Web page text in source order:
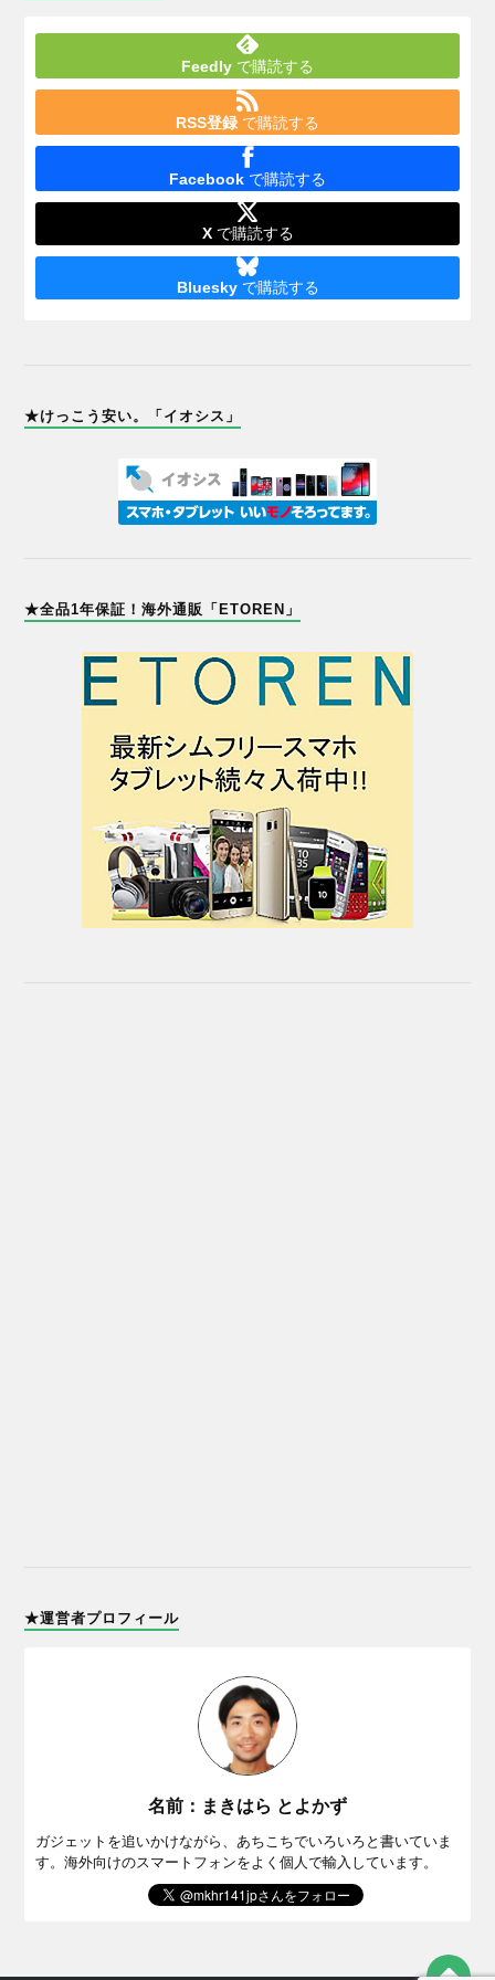
Feedly で購読する
RSS登録 で購読する
Facebook で購読する
Xで購読する
Blueskyで購読する
★けっこう安い。「イオシス」
★全品1年保証！海外通販「ETOREN」
★運営者プロフィール
名前：まきはら とよかず
ガジェットを追いかけながら、あちこちでいろいろと書いていま
す。海外向けのスマートフォンをよく個人で輸入しています。